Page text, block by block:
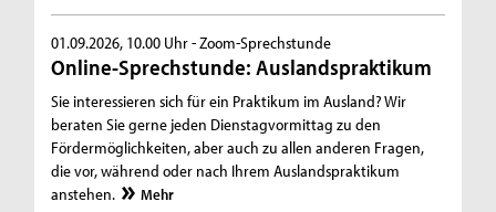
01.09.2026, 10.00 Uhr -Zoom-Sprechstunde
Online-Sprechstunde: Auslandspraktikum
Sie interessieren sich für ein Praktikum im Ausland? Wir
beraten Sie gerne jeden Dienstagvormittag zu den
Fördermöglichkeiten, aber auch zu allen anderen Fragen,
die vor, während oder nach Ihrem Auslandspraktikum
anstehen.
Mehr